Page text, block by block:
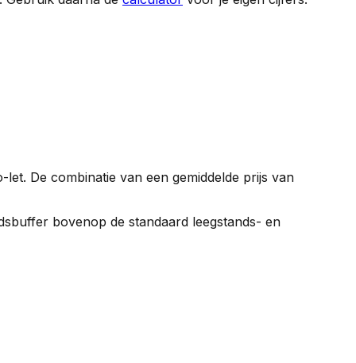
De combinatie van een gemiddelde prijs van
bovenop de standaard leegstands- en